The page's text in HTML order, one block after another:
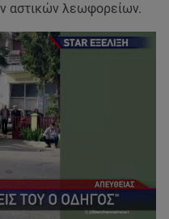
αστικών λεωφορείων.